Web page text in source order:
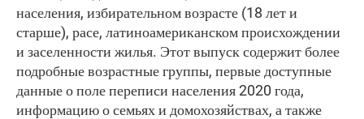
населения, избирательном возрасте (18 лет и
старше), расе, латиноамериканском происхождении
и заселенности жилья. Этот выпуск содержит более
подробные возрастные группы, первые доступные
данные о поле переписи населения 2020 года,
информацию о семьях и домохозяйствах, а также